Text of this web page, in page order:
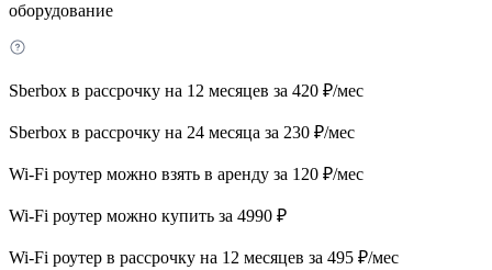
оборудование
Sberbox в рассрочку на 12 месяцев за 420 ₽/мес
Sberbox в рассрочку на 24 месяца за 230 ₽/мес
Wi-Fi роутер можно взять в аренду за 120 ₽/мес
Wi-Fi роутер можно купить за 4990 ₽
Wi-Fi роутер в рассрочку на 12 месяцев за 495 ₽/мес